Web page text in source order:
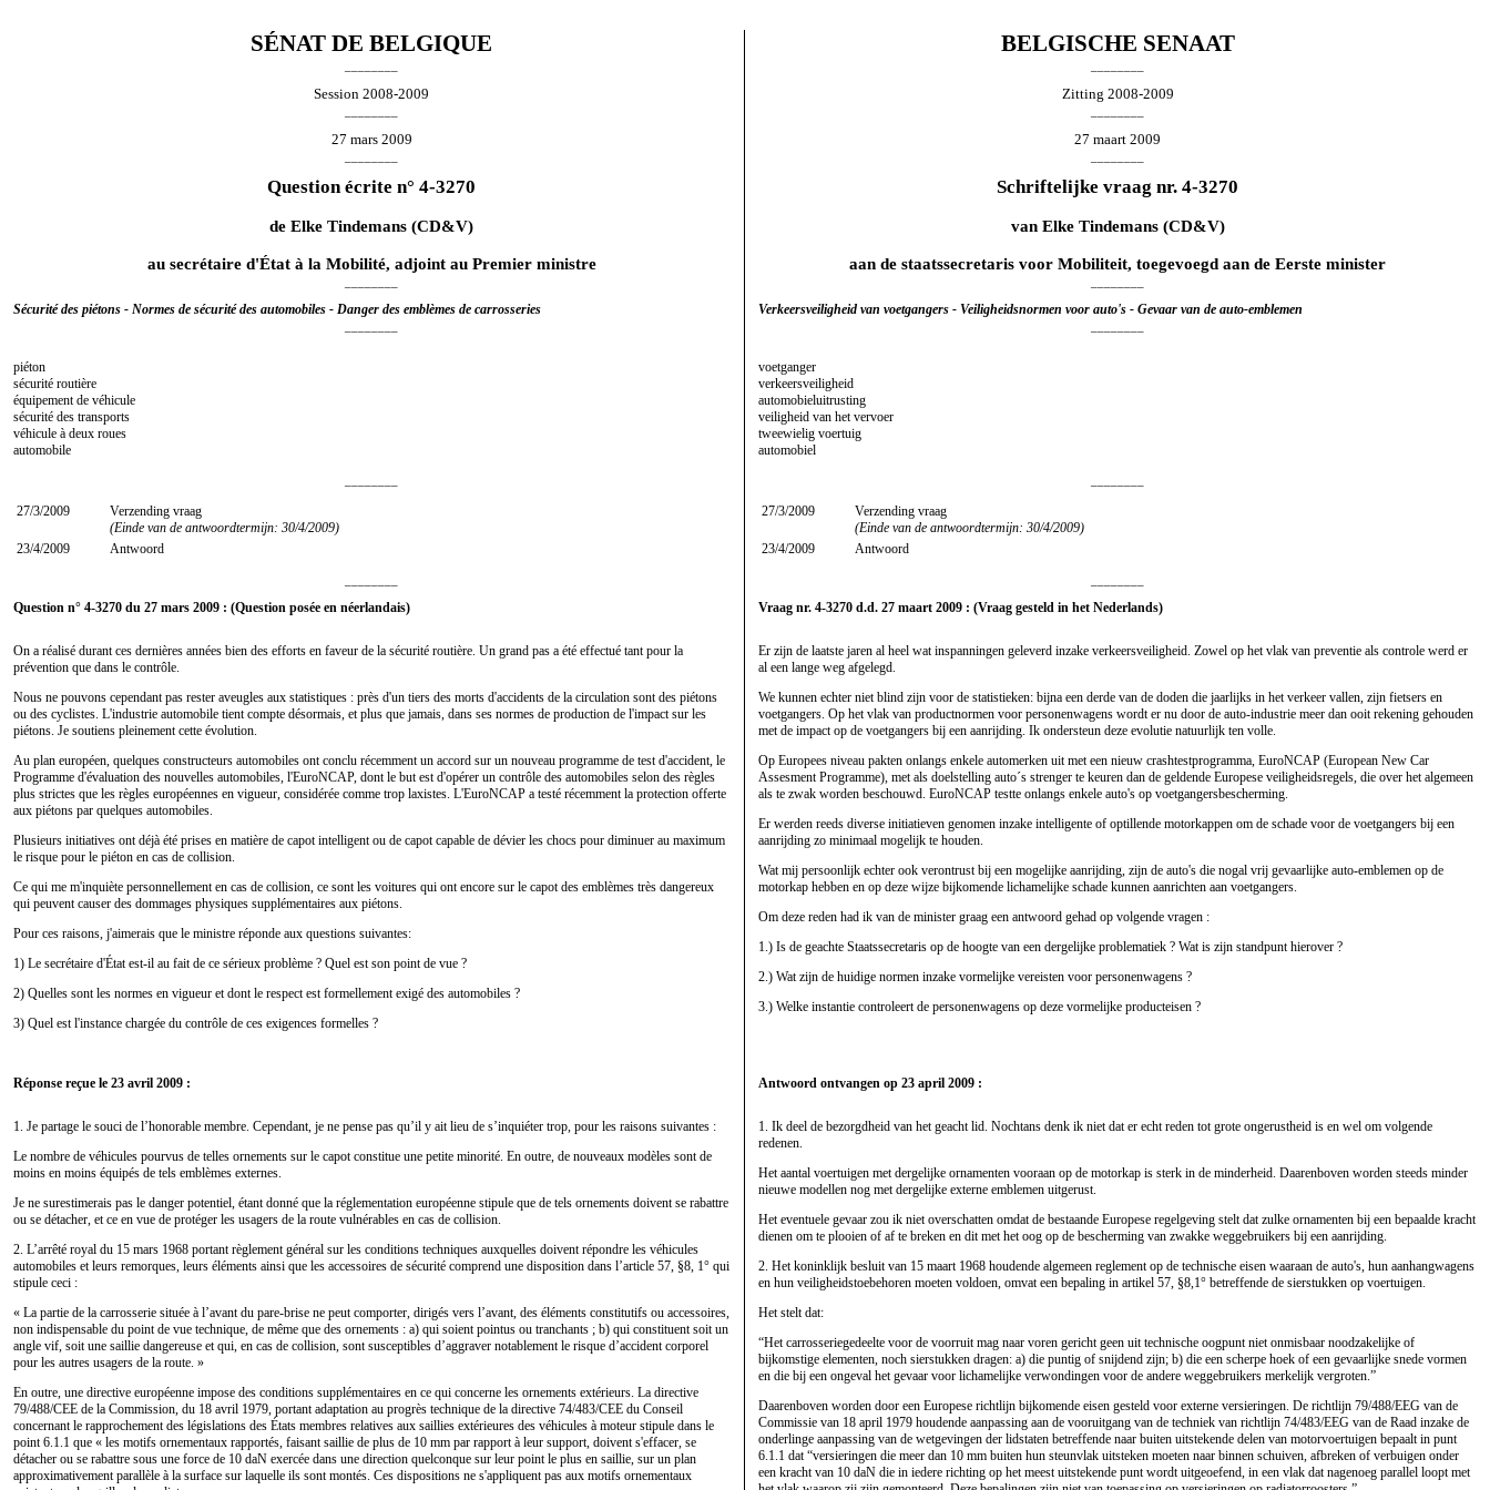
SÉNAT DE BELGIQUE BELGISCHE SENAAT
Session 2008-2009 Zitting 2008-2009
27 mars 2009 27 maart 2009
Question écrite n° 4-3270 Schriftelijke vraag nr. 4-3270
deElke Tindemans (CD&V) van Elke Tindemans(CD&V)
au secrétaire d'État à la Mobilité, adjoint au Premier ministre aan de staatssecretaris voor Mobiliteit, toegevoegd aan de Eerste minister
Sécurité des piétons - Normes de sécurité des automobiles - Danger des emblèmes de carrosseries Verkeersveiligheid van voetgangers - Veiligheidsnormen voor auto's - Gevaar van de auto-emblemen
piéton
sécurité routière
équipement de véhicule
sécurité des transports
véhicule à deux roues
automobile
voetganger
verkeersveiligheid
automobieluitrusting
veiligheid van het vervoer
tweewielig voertuig
automobiel
27/3/2009
Verzending vraag
(Einde van de antwoordtermijn: 30/4/2009)
23/4/2009
Antwoord
27/3/2009
Verzending vraag
(Einde van de antwoordtermijn: 30/4/2009)
23/4/2009
Antwoord
Question n° 4-3270 du 27 mars 2009 : (Question posée en néerlandais) Vraag nr. 4-3270 d.d. 27 maart 2009 : (Vraag gesteld in het Nederlands)
On a réalisé durant ces dernières années bien des efforts en faveur de la sécurité routière. Un grand pas a été effectué tant pour la
prévention que dans le contrôle.
Nous ne pouvons cependant pas rester aveugles aux statistiques : près d'un tiers des morts d'accidents de la circulation sont des piétons
ou des cyclistes. L'industrie automobile tient compte désormais, et plus que jamais, dans ses normes de production de l'impact sur les
piétons. Je soutiens pleinement cette évolution.
Au plan européen, quelques constructeurs automobiles ont conclu récemment un accord sur un nouveau programme de test d'accident, le
Programme d'évaluation des nouvelles automobiles, l'EuroNCAP, dont le but est d'opérer un contrôle des automobiles selon des règles
plus strictes que les règles européennes en vigueur, considérée comme trop laxistes. L'EuroNCAP a testé récemment la protection offerte
aux piétons par quelques automobiles.
Plusieurs initiatives ont déjà été prises en matière de capot intelligent ou de capot capable de dévier les chocs pour diminuer au maximum
le risque pour le piéton en cas de collision.
Ce qui me m'inquiète personnellement en cas de collision, ce sont les voitures qui ont encore sur le capot des emblèmes très dangereux
qui peuvent causer des dommages physiques supplémentaires aux piétons.
Pour ces raisons, j'aimerais que le ministre réponde aux questions suivantes:
1) Le secrétaire d'État est-il au fait de ce sérieux problème ? Quel est son point de vue ?
2) Quelles sont les normes en vigueur et dont le respect est formellement exigé des automobiles ?
3) Quel est l'instance chargée du contrôle de ces exigences formelles ?
Er zijn de laatste jaren al heel wat inspanningen geleverd inzake verkeersveiligheid. Zowel op het vlak van preventie als controle werd er
al een lange weg afgelegd.
We kunnen echter niet blind zijn voor de statistieken: bijna een derde van de doden die jaarlijks in het verkeer vallen, zijn fietsers en
voetgangers. Op het vlak van productnormen voor personenwagens wordt er nu door de auto-industrie meer dan ooit rekening gehouden
met de impact op de voetgangers bij een aanrijding. Ik ondersteun deze evolutie natuurlijk ten volle.
Op Europees niveau pakten onlangs enkele automerken uit met een nieuw crashtestprogramma, EuroNCAP (European New Car
Assesment Programme), met als doelstelling auto´s strenger te keuren dan de geldende Europese veiligheidsregels, die over het algemeen
als te zwak worden beschouwd. EuroNCAP testte onlangs enkele auto's op voetgangersbescherming.
Er werden reeds diverse initiatieven genomen inzake intelligente of optillende motorkappen om de schade voor de voetgangers bij een
aanrijding zo minimaal mogelijk te houden.
Wat mij persoonlijk echter ook verontrust bij een mogelijke aanrijding, zijn de auto's die nogal vrij gevaarlijke auto-emblemen op de
motorkap hebben en op deze wijze bijkomende lichamelijke schade kunnen aanrichten aan voetgangers.
Om deze reden had ik van de minister graag een antwoord gehad op volgende vragen :
1.) Is de geachte Staatssecretaris op de hoogte van een dergelijke problematiek ? Wat is zijn standpunt hierover ?
2.) Wat zijn de huidige normen inzake vormelijke vereisten voor personenwagens ?
3.) Welke instantie controleert de personenwagens op deze vormelijke producteisen ?
Réponse reçue le 23 avril 2009 : Antwoord ontvangen op 23 april 2009 :
1. Je partage le souci de l’honorable membre. Cependant, je ne pense pas qu’il y ait lieu de s’inquiéter trop, pour les raisons suivantes :
Le nombre de véhicules pourvus de telles ornements sur le capot constitue une petite minorité. En outre, de nouveaux modèles sont de
moins en moins équipés de tels emblèmes externes.
Je ne surestimerais pas le danger potentiel, étant donné que la réglementation européenne stipule que de tels ornements doivent se rabattre
ou se détacher, et ce en vue de protéger les usagers de la route vulnérables en cas de collision.
2. L’arrêté royal du 15 mars 1968 portant règlement général sur les conditions techniques auxquelles doivent répondre les véhicules
automobiles et leurs remorques, leurs éléments ainsi que les accessoires de sécurité comprend une disposition dans l’article 57, §8, 1° qui
stipule ceci :
« La partie de la carrosserie située à l’avant du pare-brise ne peut comporter, dirigés vers l’avant, des éléments constitutifs ou accessoires,
non indispensable du point de vue technique, de même que des ornements : a) qui soient pointus ou tranchants ; b) qui constituent soit un
angle vif, soit une saillie dangereuse et qui, en cas de collision, sont susceptibles d’aggraver notablement le risque d’accident corporel
pour les autres usagers de la route. »
En outre, une directive européenne impose des conditions supplémentaires en ce qui concerne les ornements extérieurs. La directive
79/488/CEE de la Commission, du 18 avril 1979, portant adaptation au progrès technique de la directive 74/483/CEE du Conseil
concernant le rapprochement des législations des États membres relatives aux saillies extérieures des véhicules à moteur stipule dans le
point 6.1.1 que « les motifs ornementaux rapportés, faisant saillie de plus de 10 mm par rapport à leur support, doivent s'effacer, se
détacher ou se rabattre sous une force de 10 daN exercée dans une direction quelconque sur leur point le plus en saillie, sur un plan
approximativement parallèle à la surface sur laquelle ils sont montés. Ces dispositions ne s'appliquent pas aux motifs ornementaux
1. Ik deel de bezorgdheid van het geacht lid. Nochtans denk ik niet dat er echt reden tot grote ongerustheid is en wel om volgende
redenen.
Het aantal voertuigen met dergelijke ornamenten vooraan op de motorkap is sterk in de minderheid. Daarenboven worden steeds minder
nieuwe modellen nog met dergelijke externe emblemen uitgerust.
Het eventuele gevaar zou ik niet overschatten omdat de bestaande Europese regelgeving stelt dat zulke ornamenten bij een bepaalde kracht
dienen om te plooien of af te breken en dit met het oog op de bescherming van zwakke weggebruikers bij een aanrijding.
2. Het koninklijk besluit van 15 maart 1968 houdende algemeen reglement op de technische eisen waaraan de auto's, hun aanhangwagens
en hun veiligheidstoebehoren moeten voldoen, omvat een bepaling in artikel 57, §8,1° betreffende de sierstukken op voertuigen.
Het stelt dat:
“Het carrosseriegedeelte voor de voorruit mag naar voren gericht geen uit technische oogpunt niet onmisbaar noodzakelijke of
bijkomstige elementen, noch sierstukken dragen: a) die puntig of snijdend zijn; b) die een scherpe hoek of een gevaarlijke snede vormen
en die bij een ongeval het gevaar voor lichamelijke verwondingen voor de andere weggebruikers merkelijk vergroten.”
Daarenboven worden door een Europese richtlijn bijkomende eisen gesteld voor externe versieringen. De richtlijn 79/488/EEG van de
Commissie van 18 april 1979 houdende aanpassing aan de vooruitgang van de techniek van richtlijn 74/483/EEG van de Raad inzake de
onderlinge aanpassing van de wetgevingen der lidstaten betreffende naar buiten uitstekende delen van motorvoertuigen bepaalt in punt
6.1.1 dat “versieringen die meer dan 10 mm buiten hun steunvlak uitsteken moeten naar binnen schuiven, afbreken of verbuigen onder
een kracht van 10 daN die in iedere richting op het meest uitstekende punt wordt uitgeoefend, in een vlak dat nagenoeg parallel loopt met